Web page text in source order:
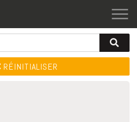
RÉINITIALISER